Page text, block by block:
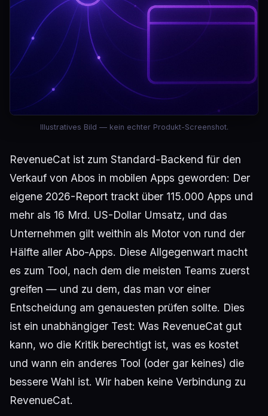
Illustratives Bild — kein echter Produkt-Screenshot.
RevenueCat ist zum Standard-Backend für den
Verkauf von Abos in mobilen Apps geworden: Der
eigene 2026-Report trackt über 115.000 Apps und
mehr als 16 Mrd. US-Dollar Umsatz, und das
Unternehmen gilt weithin als Motor von rund der
Hälfte aller Abo-Apps. Diese Allgegenwart macht
es zum Tool, nach dem die meisten Teams zuerst
greifen — und zu dem, das man vor einer
Entscheidung am genauesten prüfen sollte. Dies
ist ein unabhängiger Test: Was RevenueCat gut
kann, wo die Kritik berechtigt ist, was es kostet
und wann ein anderes Tool (oder gar keines) die
bessere Wahl ist. Wir haben keine Verbindung zu
RevenueCat.